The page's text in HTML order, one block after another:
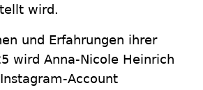
wird.
und Erfahrungen ihrer
wird Anna-Nicole Heinrich
Account